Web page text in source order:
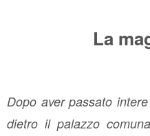
La
Dopo aver passato
dietro il palazzo